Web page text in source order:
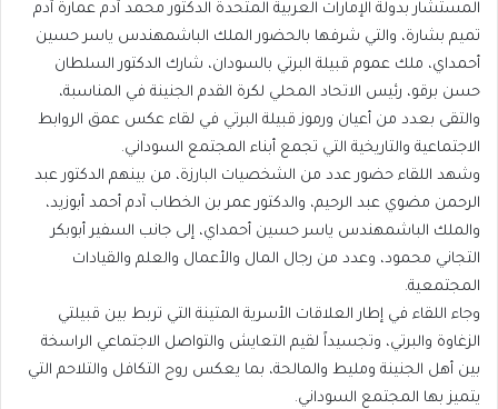
المستشار بدولة الإمارات العربية المتحدة الدكتور محمد آدم عمارة آدم
تميم بشارة، والتي شرفها بالحضور الملك الباشمهندس ياسر حسين
أحمداي، ملك عموم قبيلة البرتي بالسودان، شارك الدكتور السلطان
حسن برقو، رئيس الاتحاد المحلي لكرة القدم الجنينة في المناسبة،
والتقى بعدد من أعيان ورموز قبيلة البرتي في لقاء عكس عمق الروابط
الاجتماعية والتاريخية التي تجمع أبناء المجتمع السوداني.
وشهد اللقاء حضور عدد من الشخصيات البارزة، من بينهم الدكتور عبد
الرحمن مضوي عبد الرحيم، والدكتور عمر بن الخطاب آدم أحمد أبوزيد،
والملك الباشمهندس ياسر حسين أحمداي، إلى جانب السفير أبوبكر
التجاني محمود، وعدد من رجال المال والأعمال والعلم والقيادات
المجتمعية.
وجاء اللقاء في إطار العلاقات الأسرية المتينة التي تربط بين قبيلتي
الزغاوة والبرتي، وتجسيداً لقيم التعايش والتواصل الاجتماعي الراسخة
بين أهل الجنينة ومليط والمالحة، بما يعكس روح التكافل والتلاحم التي
يتميز بها المجتمع السوداني.